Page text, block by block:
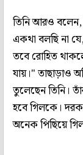
তিনি আরও
একথা বলছি না
তবে রোহিত
যায়।" তাছাড়াও
তুলেছেন তিনি।
হবে গিলকে।
অনেক পিছিয়ে